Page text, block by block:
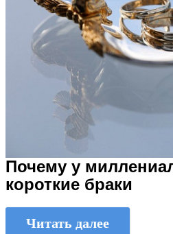
Почему у
короткие браки
Читать далее